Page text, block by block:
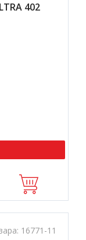
402
16771-11